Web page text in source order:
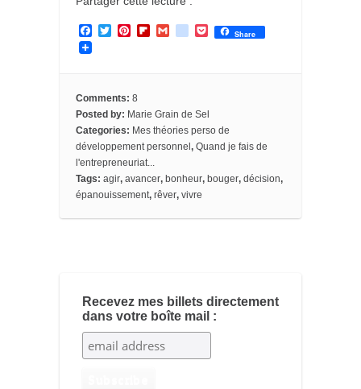
F
o
k
T
e
r
P
r
e
s
t
F
a
r
d
b
o
o
a
r
s
P
o
Share
Comments: 8
Posted by: Marie Grain de Sel
Categories: Mes théories perso de
développement personnel, Quand je fais de
l'entrepreneuriat...
Tags: agir, avancer, bonheur, bouger, décision,
épanouissement, rêver, vivre
Recevez mes billets directement
dans votre boîte mail :